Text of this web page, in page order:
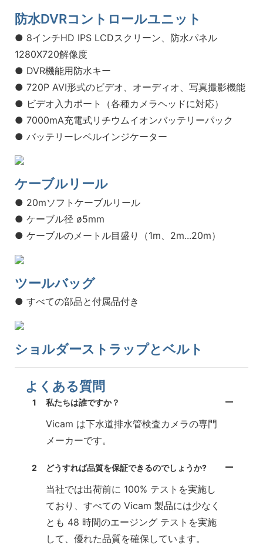
防水DVRコントロールユニット
● 8インチHD IPS LCDスクリーン、防水パネル
1280X720解像度
● DVR機能用防水キー
● 720P AVI形式のビデオ、オーディオ、写真撮影機能
● ビデオ入力ポート（各種カメラヘッドに対応）
● 7000mA充電式リチウムイオンバッテリーパック
● バッテリーレベルインジケーター
ケーブルリール
● 20mソフトケーブルリール
● ケーブル径 ø5mm
● ケーブルのメートル目盛り（1m、2m...20m）
ツールバッグ
● すべての部品と付属品付き
ショルダーストラップとベルト
よくある質問
1 私たちは誰ですか？
Vicam は下水道排水管検査カメラの専門
メーカーです。
2 どうすれば品質を保証できるのでしょうか?
当社では出荷前に 100% テストを実施し
ており、すべての Vicam 製品には少なく
とも 48 時間のエージング テストを実施
して、優れた品質を確保しています。